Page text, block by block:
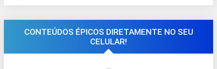
CONTEÚDOS ÉPICOS DIRETAMENTE NO SEU
CELULAR!